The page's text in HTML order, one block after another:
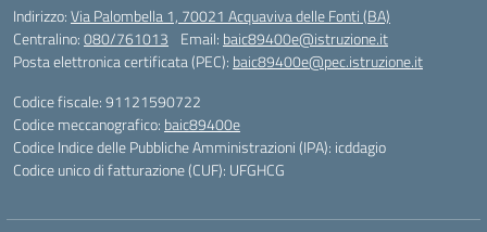
Indirizzo:Via Palombella 1, 70021 Acquaviva delle Fonti (BA)
Centralino:080/761013 Email: baic89400e@istruzione.it
Posta elettronica certificata (PEC): baic89400e@pec.istruzione.it
Codice fiscale: 91121590722
Codice meccanografico: baic89400e
Codice Indice delle Pubbliche Amministrazioni (IPA): icddagio
Codice unico di fatturazione (CUF): UFGHCG